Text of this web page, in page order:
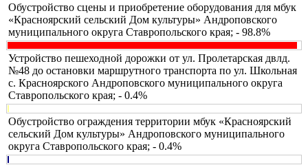
Обустройство сцены и приобретение оборудования для мбук
«Красноярский сельский Дом культуры» Андроповского
муниципального округа Ставропольского края; - 98.8%
Устройство пешеходной дорожки от ул. Пролетарская двлд.
№48 до остановки маршрутного транспорта по ул. Школьная
с. Красноярского Андроповского муниципального округа
Ставропольского края; - 0.4%
Обустройство ограждения территории мбук «Красноярский
сельский Дом культуры» Андроповского муниципального
округа Ставропольского края; - 0.4%